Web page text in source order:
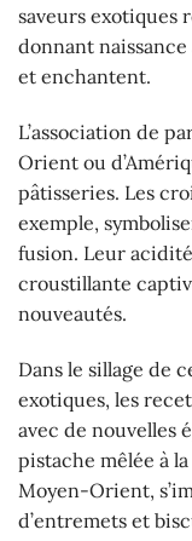
saveurs exotiques
donnant
et enchantent.
L’association de
Orient ou
pâtisseries. Les
exemple,
fusion. Leur
croustillante
nouveautés.
Dans le sillage de
exotiques, les
avec de nouvelles
pistache mêlée à
Moyen-Orient,
d’entremets et